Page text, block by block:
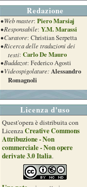
Redazione
• Web master: Piero Marsiaj
• Responsabile: Y.M. Marassi
• Curatore: Christian Serpetta
• Ricerca delle traduzioni dei
testi: Carlo De Mauro
• Buddazot: Federico Agosti
• Videospigolature:Alessandro
Romagnoli
Licenza d'uso
Quest'opera è distribuita con
LicenzaCreative Commons
Attribuzione - Non
commerciale - Non opere
derivate 3.0 Italia.